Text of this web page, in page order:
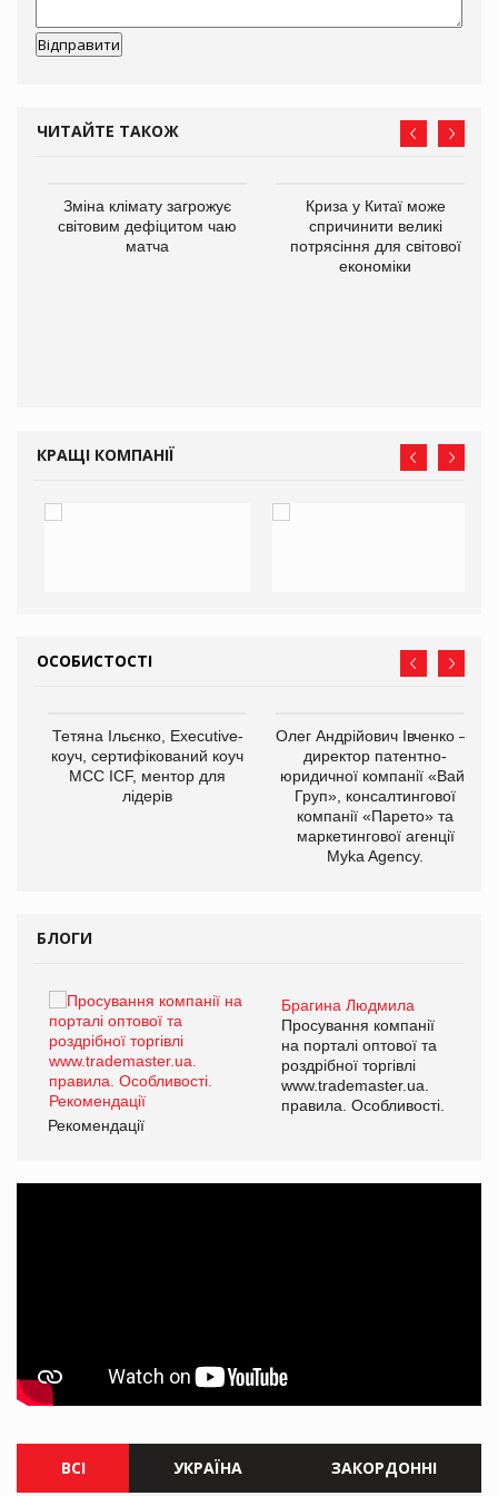
ЧИТАЙТЕ ТАКОЖ
Зміна клімату загрожує
світовим дефіцитом чаю
матча
Криза у Китаї може
спричинити великі
потрясіння для світової
економіки
КРАЩІ КОМПАНІЇ
ОСОБИСТОСТІ
Тетяна Ільєнко, Executive-
коуч, сертифікований коуч
МСС ICF, ментор для
лідерів
Олег Андрійович Івченко —
директор патентно-
юридичної компанії «Вайз
Груп», консалтингової
компанії «Парето» та
маркетингової агенції
Myka Agency.
БЛОГИ
Брагина Людмила
Просування компанії
на порталі оптової та
роздрібної торгівлі
www.trademaster.ua.
правила. Особливості.
Рекомендації
ВСІ УКРАЇНА ЗАКОРДОННІ